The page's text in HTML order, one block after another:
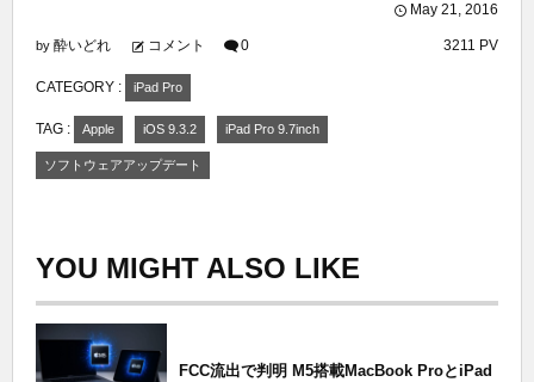
May 21, 2016
by 酔いどれ コメント 0 3211 PV
CATEGORY : iPad Pro
TAG : Apple iOS 9.3.2 iPad Pro 9.7inch
ソフトウェアアップデート
YOU MIGHT ALSO LIKE
FCC流出で判明 M5搭載MacBook ProとiPad